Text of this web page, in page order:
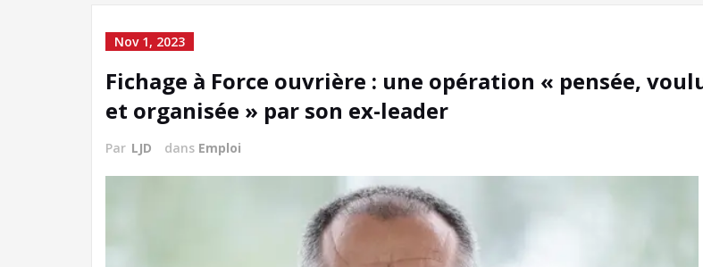
Nov 1, 2023
Fichage à Force ouvrière : une opération « pensée,
et organisée » par son ex-leader
Par LJD dans Emploi